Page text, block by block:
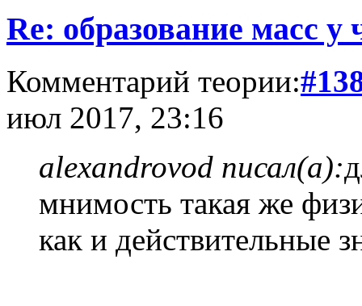
Re: образование масс у
Комментарий теории:
июл 2017, 23:16
alexandrovod писал(а):
мнимость такая же
как и действительные